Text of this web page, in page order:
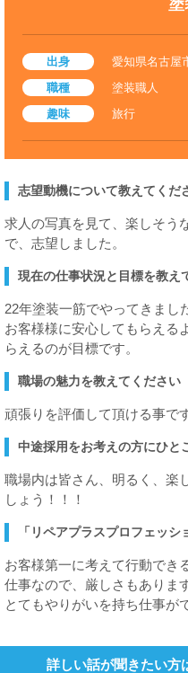
塗
出身
愛知県名古屋
職種
塗装職人
趣味
旅行
志望動機について教えてくだ
求人の写真を見て、楽しそう
で、志望しました。
現在の仕事状況と目標を教え
22年塗装一筋でやってきまし
お客様様に安心してもらえる
らえるのが目標です。
職場の魅力を教えてください
頑張りを評価して頂ける事で
中途採用をお考えの方にひと
職場内は皆さん、明るく、楽
しょう！！！
「リペアプラスプロフェッ
お客様第一に考えて行動でき
仕事なので、厳しさもありま
とてもやりがいを持ち仕事が
詳しい話が聞きたい方